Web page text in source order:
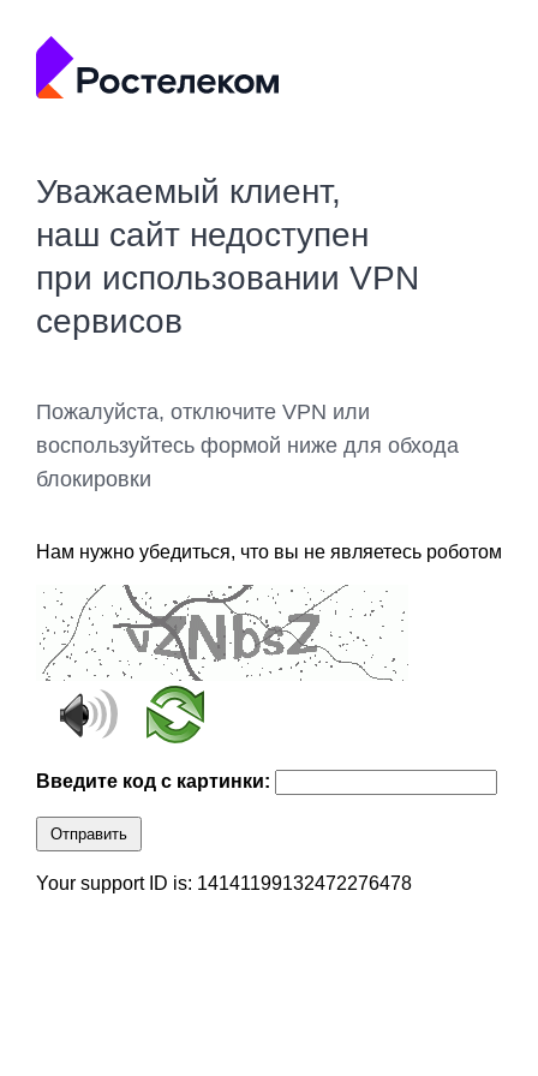
Уважаемый клиент,
наш сайт недоступен
при использовании VPN
сервисов
Пожалуйста, отключите VPN или
воспользуйтесь формой ниже для обхода
блокировки
Нам нужно убедиться, что вы не являетесь роботом
Введите код с картинки:
Отправить
Your support ID is: 14141199132472276478